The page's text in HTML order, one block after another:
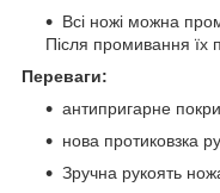
Всі ножі можна
Після промивання їх
Переваги:
антипригарне
нова протиковзка
Зручна рукоять